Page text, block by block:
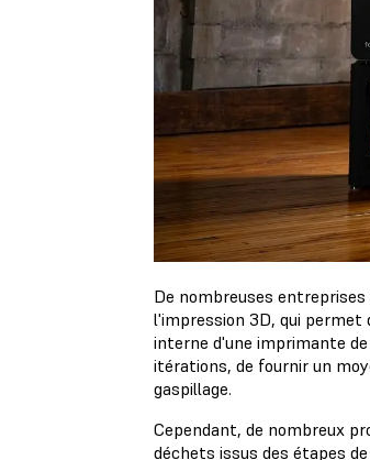
De nombreuses
l'impression 3D, qui permet
interne d'une imprimante
itérations, de fournir un
gaspillage.
Cependant, de nombreux
déchets issus des étapes